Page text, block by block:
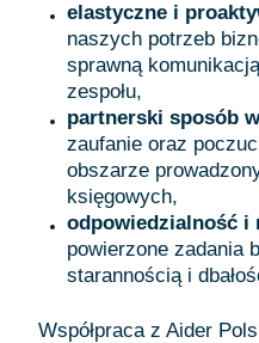
elastyczne i
naszych potrzeb
sprawną
zespołu,
partnerski sposób
zaufanie oraz
obszarze
księgowych,
odpowiedzialność i
powierzone zadania
starannością i
Współpraca z Aider